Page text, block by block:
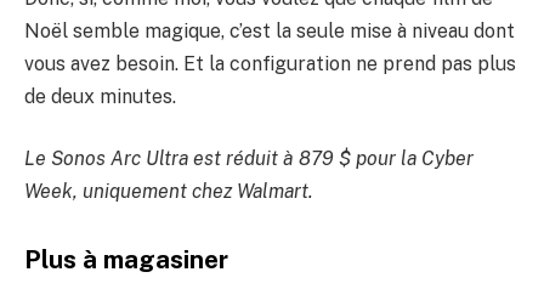
Noël semble magique, c’est la seule mise à niveau dont
vous avez besoin. Et la configuration ne prend pas plus
de deux minutes.
Le Sonos Arc Ultra est réduit à 879 $ pour la Cyber ​​
Week, uniquement chez Walmart.
Plus à magasiner